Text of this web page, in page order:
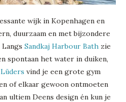
wijk in Kopenhagen en
duurzaam en met bijzondere
Sandkaj Harbour Bath zie
spontaan het water in duiken,
vind je een grote gym
of elkaar gewoon ontmoeten
ultiem Deens design én kun je